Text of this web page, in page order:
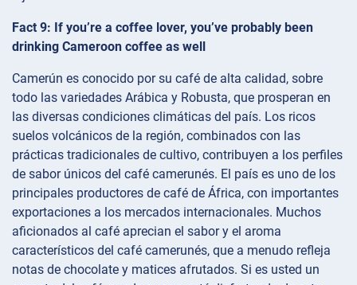
Fact 9: If you’re a coffee lover, you’ve probably been
drinking Cameroon coffee as well
Camerún es conocido por su café de alta calidad, sobre
todo las variedades Arábica y Robusta, que prosperan en
las diversas condiciones climáticas del país. Los ricos
suelos volcánicos de la región, combinados con las
prácticas tradicionales de cultivo, contribuyen a los perfiles
de sabor únicos del café camerunés. El país es uno de los
principales productores de café de África, con importantes
exportaciones a los mercados internacionales. Muchos
aficionados al café aprecian el sabor y el aroma
característicos del café camerunés, que a menudo refleja
notas de chocolate y matices afrutados. Si es usted un